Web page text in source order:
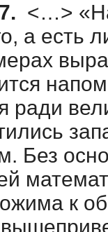
<…>
а есть
ради
Без
к